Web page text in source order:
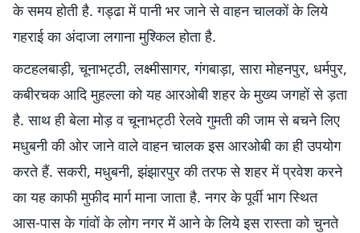
के समय होती है. गड्ढा में पानी भर जाने से वाहन चालकों के लिये
गहराई का अंदाजा लगाना मुश्किल होता है.
कटहलबाड़ी, चूनाभट्ठी, लक्ष्मीसागर, गंगबाड़ा, सारा मोहनपुर, धर्मपुर,
कबीरचक आदि मुहल्ला को यह आरओबी शहर के मुख्य जगहों से ड़ता
है. साथ ही बेला मोड़ व चूनाभट्ठी रेलवे गुमती की जाम से बचने लिए
मधुबनी की ओर जाने वाले वाहन चालक इस आरओबी का ही उपयोग
करते हैं. सकरी, मधुबनी, झंझारपुर की तरफ से शहर में प्रवेश करने
का यह काफी मुफीद मार्ग माना जाता है. नगर के पूर्वी भाग स्थित
आस-पास के गांवों के लोग नगर में आने के लिये इस रास्ता को चुनते